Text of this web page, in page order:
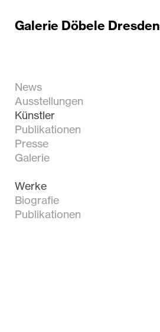
Galerie Döbele Dresden
News
Ausstellungen
Künstler
Publikationen
Presse
Galerie
Werke
Biografie
Publikationen